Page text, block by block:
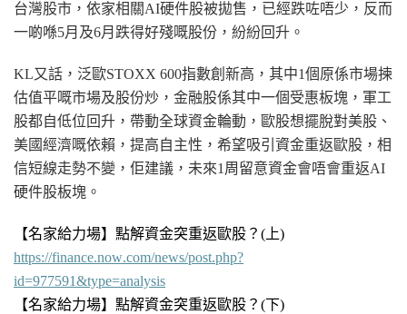
台灣股市，依家相關AI硬件股被拋售，已經跌咗唔少，反而
一啲喺5月及6月跌得好殘嘅股份，紛紛回升。
KL又話，泛歐STOXX 600指數創新高，其中1個原係市場揀
估值平嘅市場及股份炒，金融股係其中一個受惠板塊，軍工
股都自低位回升，帶動全球資金輪動，歐股想擺脫對美股、
美國經濟嘅依賴，提高自主性，希望吸引資金重返歐股，相
信短線走勢不變，佢建議，未來1周留意資金會唔會重返AI
硬件股板塊。
【名家給力場】點解資金突重返歐股？ (上)
https://finance.now.com/news/post.php?
id=977591&type=analysis
【名家給力場】點解資金突重返歐股？(下)